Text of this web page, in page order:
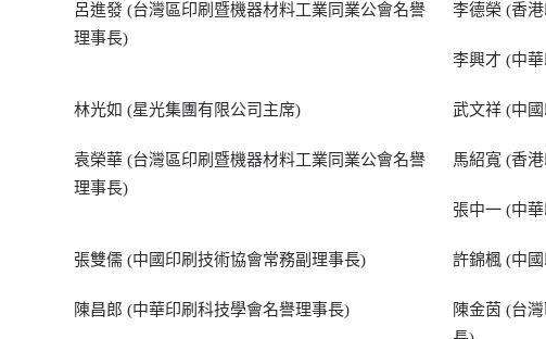
呂進發 (台灣區印刷暨機器材料工業同業公會名譽
理事長)
李德榮 (香
李興才 (中
林光如 (星光集團有限公司主席) 武文祥 (中
袁榮華 (台灣區印刷暨機器材料工業同業公會名譽
理事長)
馬紹寬 (香
張中一 (中
張雙儒 (中國印刷技術協會常務副理事長) 許錦楓 (中
陳昌郎 (中華印刷科技學會名譽理事長)
陳金茵 (台